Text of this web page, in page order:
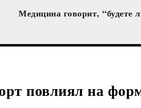
Медицина говорит, “будете
повлиял на